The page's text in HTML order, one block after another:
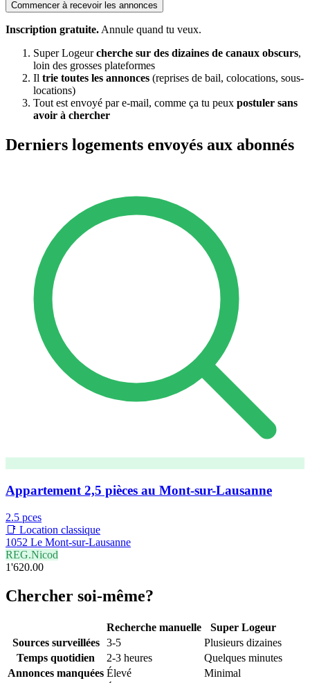
Commencer à recevoir les annonces
Inscription gratuite. Annule quand tu veux.
Super Logeurcherche sur des dizaines de canaux obscurs,
loin des grosses plateformes
Il trie toutes les annonces (reprises de bail, colocations, sous-
locations)
Tout est envoyé par e-mail, comme ça tu peux postuler sans
avoir à chercher
Derniers logements envoyés aux abonnés
Appartement 2,5 pièces au Mont-sur-Lausanne
2.5 pces
📑 Location classique
1052 Le Mont-sur-Lausanne
REG.Nicod
1'620.00
Chercher soi-même?
Recherche manuelle
Super Logeur
Sources surveillées
3-5
Plusieurs dizaines
Temps quotidien
2-3 heures
Quelques minutes
Annonces manquées Élevé
Minimal